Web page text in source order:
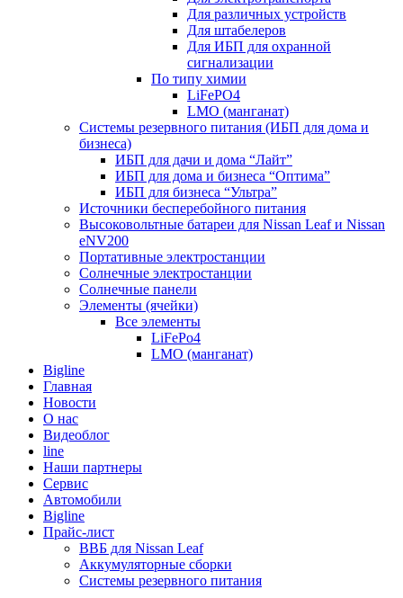
Для различных устройств
Для штабелеров
Для ИБП для охранной
сигнализации
По типу химии
LiFePO4
LMO (манганат)
Системы резервного питания (ИБП для дома и
бизнеса)
ИБП для дачи и дома “Лайт”
ИБП для дома и бизнеса “Оптима”
ИБП для бизнеса “Ультра”
Источники бесперебойного питания
Высоковольтные батареи для Nissan Leaf и Nissan
eNV200
Портативные электростанции
Солнечные электростанции
Солнечные панели
Элементы (ячейки)
Все элементы
LiFePo4
LMO (манганат)
Bigline
Главная
Новости
О нас
Видеоблог
line
Наши партнеры
Сервис
Автомобили
Bigline
Прайс-лист
ВВБ для Nissan Leaf
Аккумуляторные сборки
Системы резервного питания